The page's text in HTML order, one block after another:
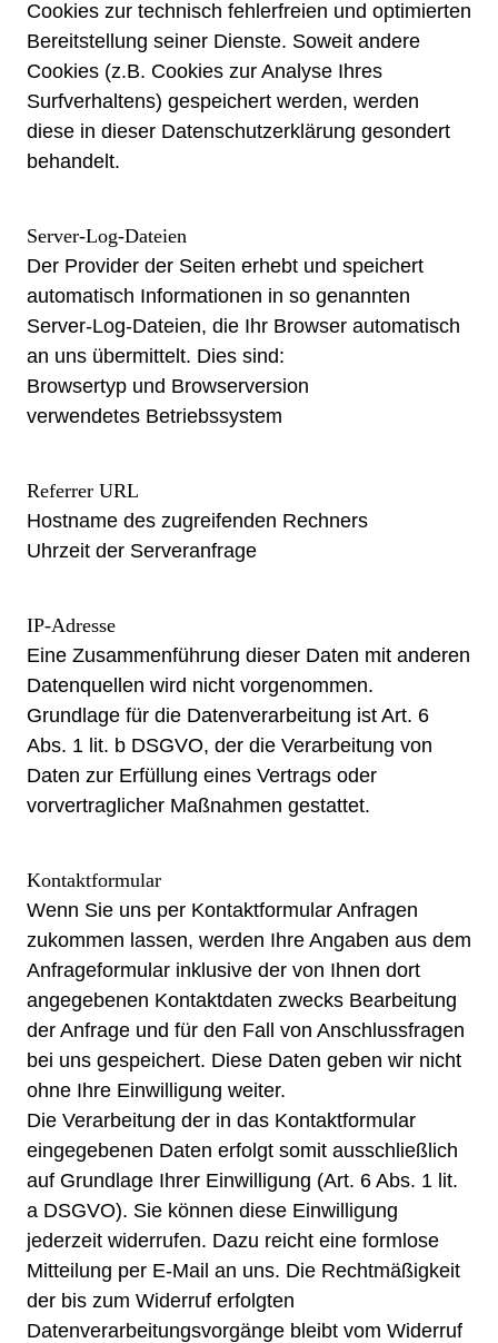
Cookies zur technisch fehlerfreien und optimierten
Bereitstellung seiner Dienste. Soweit andere
Cookies (z.B. Cookies zur Analyse Ihres
Surfverhaltens) gespeichert werden, werden
diese in dieser Datenschutzerklärung gesondert
behandelt.
Server-Log-Dateien
Der Provider der Seiten erhebt und speichert
automatisch Informationen in so genannten
Server-Log-Dateien, die Ihr Browser automatisch
an uns übermittelt. Dies sind:
Browsertyp und Browserversion
verwendetes Betriebssystem
Referrer URL
Hostname des zugreifenden Rechners
Uhrzeit der Serveranfrage
IP-Adresse
Eine Zusammenführung dieser Daten mit anderen
Datenquellen wird nicht vorgenommen.
Grundlage für die Datenverarbeitung ist Art. 6
Abs. 1 lit. b DSGVO, der die Verarbeitung von
Daten zur Erfüllung eines Vertrags oder
vorvertraglicher Maßnahmen gestattet.
Kontaktformular
Wenn Sie uns per Kontaktformular Anfragen
zukommen lassen, werden Ihre Angaben aus dem
Anfrageformular inklusive der von Ihnen dort
angegebenen Kontaktdaten zwecks Bearbeitung
der Anfrage und für den Fall von Anschlussfragen
bei uns gespeichert. Diese Daten geben wir nicht
ohne Ihre Einwilligung weiter.
Die Verarbeitung der in das Kontaktformular
eingegebenen Daten erfolgt somit ausschließlich
auf Grundlage Ihrer Einwilligung (Art. 6 Abs. 1 lit.
a DSGVO). Sie können diese Einwilligung
jederzeit widerrufen. Dazu reicht eine formlose
Mitteilung per E-Mail an uns. Die Rechtmäßigkeit
der bis zum Widerruf erfolgten
Datenverarbeitungsvorgänge bleibt vom Widerruf